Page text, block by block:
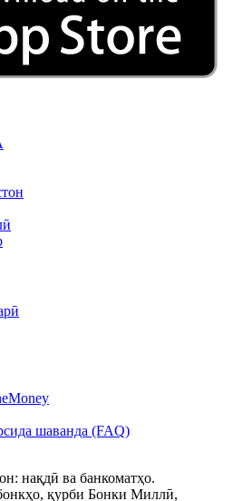
шаванда (FAQ)
нақдӣ ва банкоматҳо.
қурби Бонки Миллӣ,